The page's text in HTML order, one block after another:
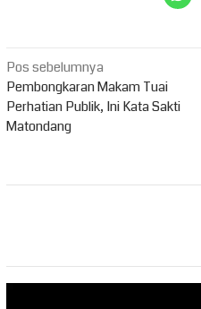
Navigasi
pos
Pos sebelumnya
Pembongkaran Makam Tuai
Perhatian Publik, Ini Kata Sakti
Matondang